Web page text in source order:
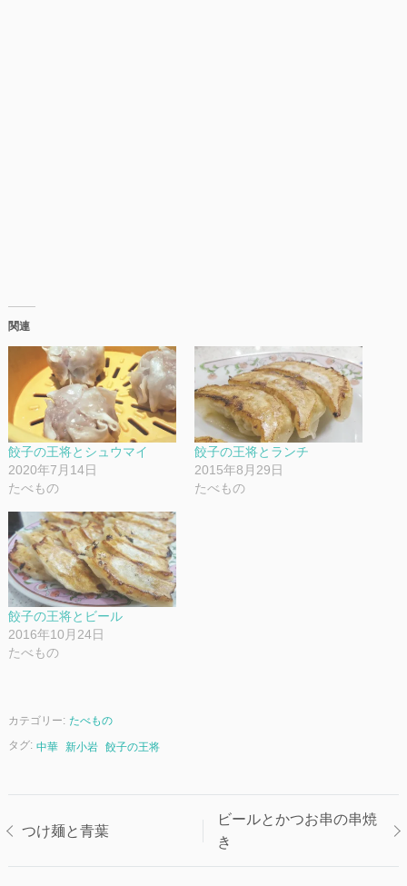
関連
餃子の王将とシュウマイ
2020年7月14日
たべもの
餃子の王将とランチ
2015年8月29日
たべもの
餃子の王将とビール
2016年10月24日
たべもの
カテゴリー: たべもの
タグ: 中華 新小岩 餃子の王将
つけ麺と青葉
ビールとかつお串の串焼
き